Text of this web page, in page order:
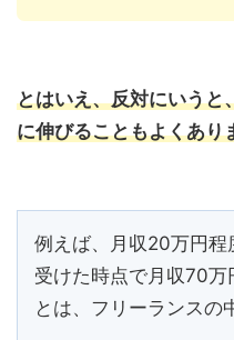
とはいえ、反対にいうと
に伸びることもよくあり
例えば、月収20万円程
受けた時点で月収70万
とは、フリーランスの